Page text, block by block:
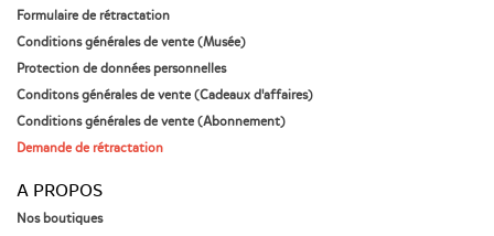
Formulaire de rétractation
Conditions générales de vente (Musée)
Protection de données personnelles
Conditons générales de vente (Cadeaux d'affaires)
Conditions générales de vente (Abonnement)
Demande de rétractation
A PROPOS
Nos boutiques